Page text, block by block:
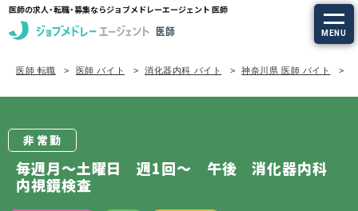
医師の求人・転職・募集ならジョブメドレーエージェント 医師
MENU
求人を探す
定期非常勤の求人
医師 転職 医師 バイト 消化器内科 バイト 神奈川県 医師 バイト
非常勤
毎週月～土曜日 週1回～ 午後 消化器内科
内視鏡検査